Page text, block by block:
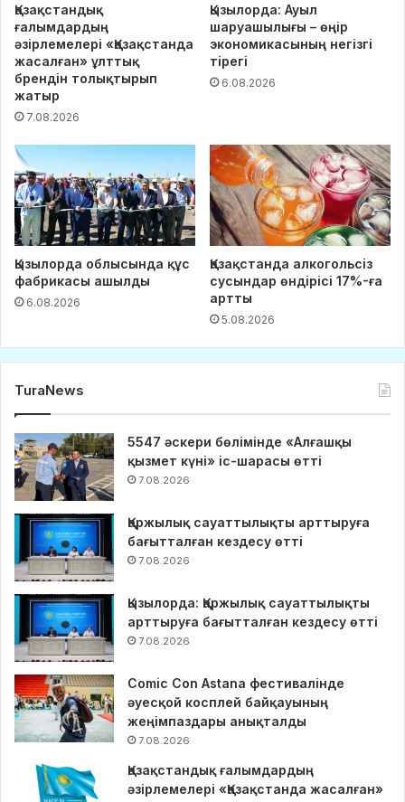
Қазақстандық
ғалымдардың
әзірлемелері «Қазақстанда
жасалған» ұлттық
брендін толықтырып
жатыр
7.08.2026
Қызылорда: Ауыл
шаруашылығы – өңір
экономикасының негізгі
тірегі
6.08.2026
Қызылорда облысында құс
фабрикасы ашылды
6.08.2026
Қазақстанда алкогольсіз
сусындар өндірісі 17%-ға
артты
5.08.2026
TuraNews
5547 әскери бөлімінде «Алғашқы
қызмет күні» іс-шарасы өтті
7.08.2026
Қаржылық сауаттылықты арттыруға
бағытталған кездесу өтті
7.08.2026
Қызылорда: Қаржылық сауаттылықты
арттыруға бағытталған кездесу өтті
7.08.2026
Comic Con Astana фестивалінде
әуесқой косплей байқауының
жеңімпаздары анықталды
7.08.2026
Қазақстандық ғалымдардың
әзірлемелері «Қазақстанда жасалған»